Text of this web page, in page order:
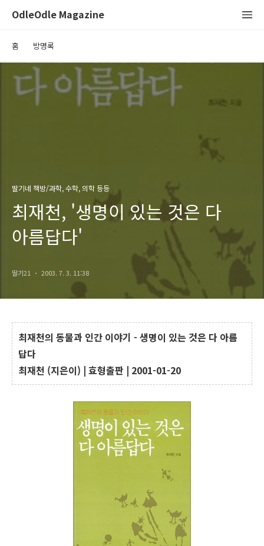
OdleOdle Magazine
홈 방명록
딸기네 책방/과학, 수학, 의학 등등
최재천, '생명이 있는 것은 다
아름답다'
딸기21 2003. 7. 3. 11:38
최재천의 동물과 인간 이야기 - 생명이 있는 것은 다 아름
답다
최재천 (지은이) | 효형출판 | 2001-01-20